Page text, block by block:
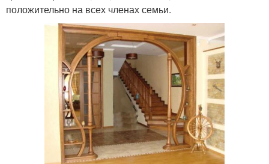
положительно на всех членах семьи.